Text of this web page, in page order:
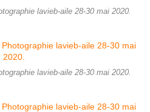
lavieb-aile 28-30 mai 2020.
lavieb-aile 28-30 mai 2020.